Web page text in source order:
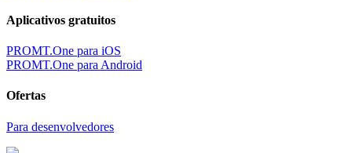
Aplicativos gratuitos
PROMT.One para iOS
PROMT.One para Android
Ofertas
Para desenvolvedores